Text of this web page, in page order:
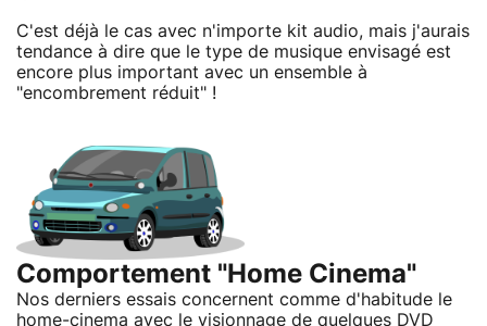
C'est déjà le cas avec n'importe kit audio, mais j'aurais
tendance à dire que le type de musique envisagé est
encore plus important avec un ensemble à
"encombrement réduit" !
Comportement "Home Cinema"
Nos derniers essais concernent comme d'habitude le
home-cinema avec le visionnage de quelques DVD